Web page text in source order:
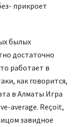
прикроет
былых
достаточно
работает в
как говорится,
в Алматы Игра
average. Reçoit,
завидное